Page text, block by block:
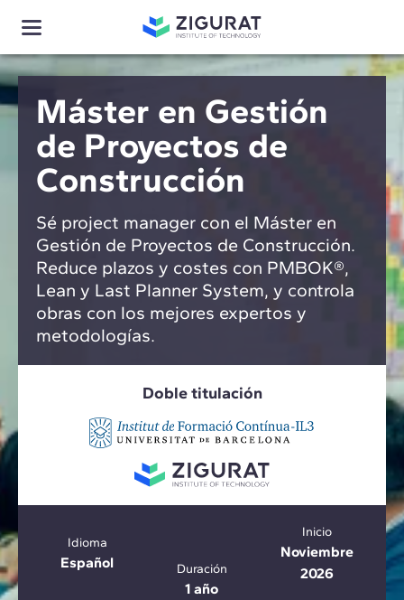
Máster en Gestión
de Proyectos de
Construcción
Sé project manager con el Máster en
Gestión de Proyectos de Construcción.
Reduce plazos y costes con PMBOK®,
Lean y Last Planner System, y controla
obras con los mejores expertos y
metodologías.
Doble titulación
Idioma
Español Duración
1 año
Inicio
Noviembre
2026